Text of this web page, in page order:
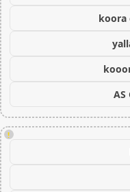
!